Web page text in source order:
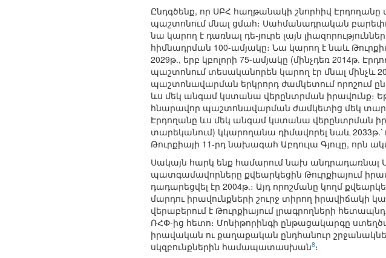
Ընդգծենք, որ ՍԲՀ հաղթանակի շնորհիվ
պաշտոնում մնալ ցմահ։ Սահմանադրական
նա կարող է դառնալ դե-յուրե լայն
հիմնադրման 100-ամյակը։ Նա կարող է նաև
2029թ., երբ կբոլորի 75-ամյակը (մինչդեռ 2014թ.
պաշտոնում տեսականորեն կարող էր մնալ մինչև
պաշտոնավարման երկրորդ ժամկետում որոշում
ևս մեկ անգամ կստանա վերընտրման իրավունք։
հնարավոր պաշտոնավարման ժամկետից մեկ
Էրդողանը ևս մեկ անգամ կստանա վերընտրման
տարեկանում) կկարողանա դիմավորել նաև
Թուրքիայի 11-րդ նախագահ Աբդուլա Գյուլը, որն
Սակայն հարկ ենք համարում նախ անդրադառնալ
պատգամավորները քվեարկեցին Թուրքիայում
դադարեցվել էր 2004թ.։ Այդ որոշմանը կողմ
մարդու իրավունքների շուրջ տիրող
վերաբերում է Թուրքիայում լրագրողների
ՌՀՓ-ից հետո։ Մոնիթորինգի ընթացակարգը
իրավական ու քաղաքական ընդհանուր
սկզբունքներին համապատասխան8։